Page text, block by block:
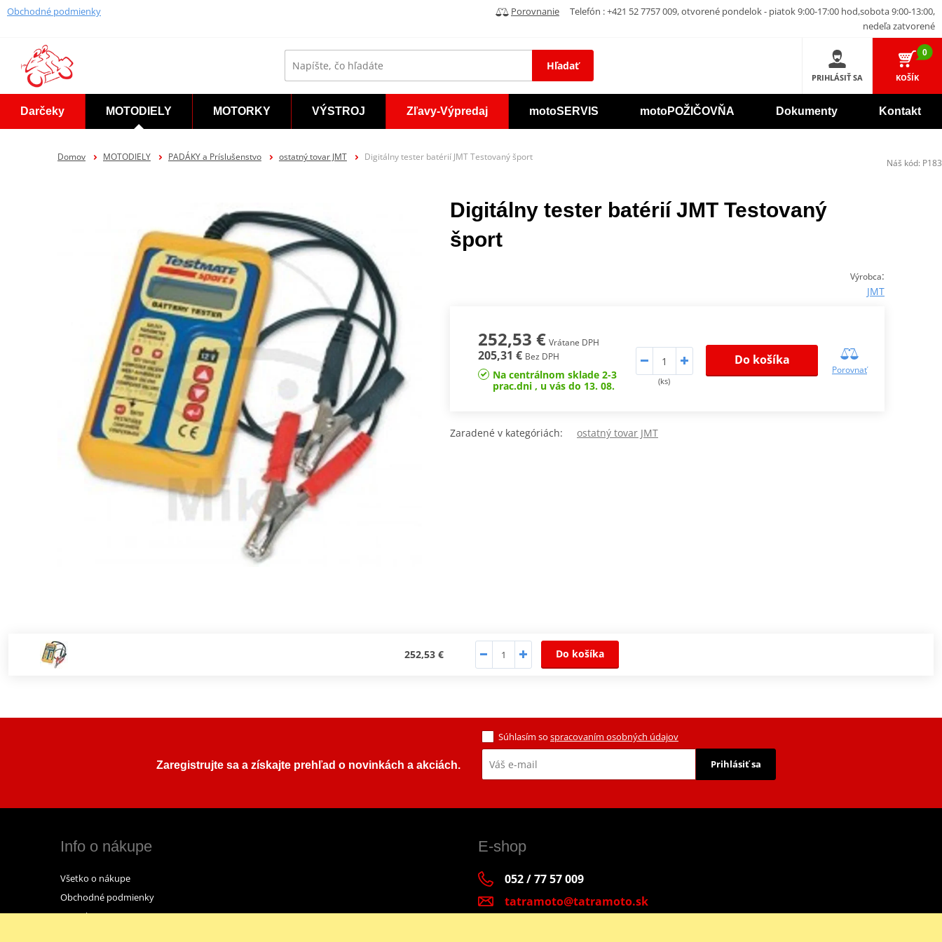
Obchodné podmienky Porovnanie
Telefón : +421 52 7757 009, otvorené pondelok - piatok 9:00-17:00 hod,sobota 9:00-13:00,
nedeľa zatvorené
Hľadať
PRIHLÁSIŤ SA
0
KOŠÍK
Darčeky MOTODIELY MOTORKY VÝSTROJ Zľavy-Výpredaj motoSERVIS motoPOŽIČOVŇA Dokumenty Kontakt
Domov MOTODIELY PADÁKY a Príslušenstvo ostatný tovar JMT Digitálny tester batérií JMT Testovaný šport
Digitálny tester batérií JMT Testovaný
šport
Výrobca:
JMT
252,53 € Vrátane DPH
205,31 € Bez DPH
Na centrálnom sklade 2-3
prac.dni , u vás do 13. 08.
(ks)
Do košíka
Porovnať
Zaradené v kategóriách: ostatný tovar JMT
252,53 € Do košíka
Náš kód: P183
Zaregistrujte sa a získajte prehľad o novinkách a akciách.
Súhlasím so spracovaním osobných údajov
Prihlásiť sa
Info o nákupe
Všetko o nákupe
Obchodné podmienky
Kontakt
E-shop
052 / 77 57 009
tatramoto@tatramoto.sk